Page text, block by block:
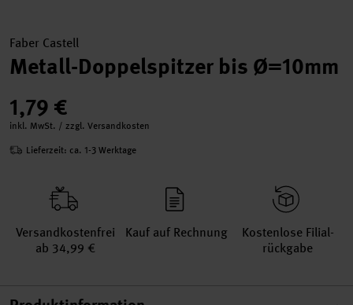
Faber Castell
Metall-Doppelspitzer bis Ø=10mm
1,79 €
inkl. MwSt. / zzgl. Versandkosten
Lieferzeit: ca. 1-3 Werktage
Versand­kosten­frei
ab 34,99 €
Kauf auf Rechnung
Kosten­lose Filial­
rückgabe